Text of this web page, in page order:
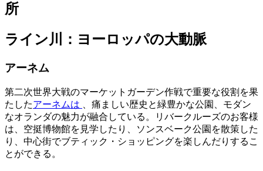
所
ライン川：ヨーロッパの大動脈
アーネム
第二次世界大戦のマーケットガーデン作戦で重要な役割を果
たしたアーネムは
、痛ましい歴史と緑豊かな公園、モダン
なオランダの魅力が融合している。リバークルーズのお客様
は、空挺博物館を見学したり、ソンスベーク公園を散策した
り、中心街でブティック・ショッピングを楽しんだりするこ
とができる。